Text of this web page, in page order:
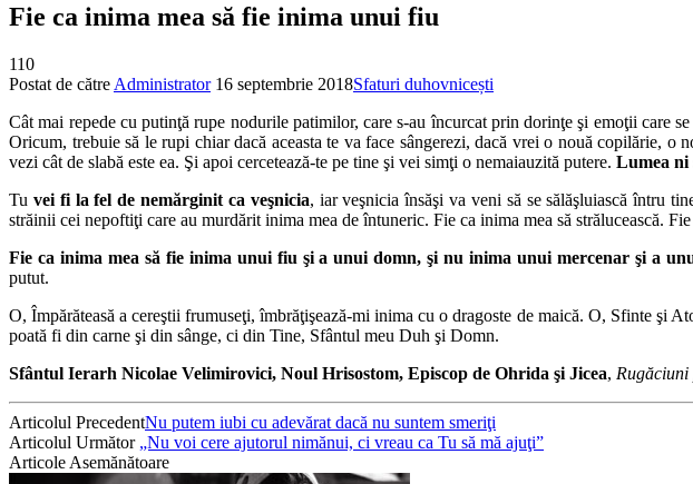
Fie ca inima mea să fie inima unui fiu
110
Postat de către Administrator 16 septembrie 2018Sfaturi duhovnicești
Cât mai repede cu putinţă rupe nodurile patimilor, care s-au încurcat prin dorinţe şi emoţii
Oricum, trebuie să le rupi chiar dacă aceasta te va face sângerezi, dacă vrei o nouă copilărie,
vezi cât de slabă este ea. Şi apoi cercetează-te pe tine şi vei simţi o nemaiauzită putere. Lumea ni
Tu vei fi la fel de nemărginit ca veşnicia, iar veşnicia însăşi va veni să se sălăşluiască întru
străinii cei nepoftiţi care au murdărit inima mea de întuneric. Fie ca inima mea să strălucească.
Fie ca inima mea să fie inima unui fiu şi a unui domn, şi nu inima unui mercenar şi a
putut.
O, Împărăteasă a cereştii frumuseţi, îmbrăţişează-mi inima cu o dragoste de maică. O, Sfinte şi
poată fi din carne şi din sânge, ci din Tine, Sfântul meu Duh şi Domn.
Sfântul Ierarh Nicolae Velimirovici, Noul Hrisostom, Episcop de Ohrida şi Jicea, Rugăciuni
Articolul PrecedentNu putem iubi cu adevărat dacă nu suntem smeriţi
Articolul Următor „Nu voi cere ajutorul nimănui, ci vreau ca Tu să mă ajuţi”
Articole Asemănătoare